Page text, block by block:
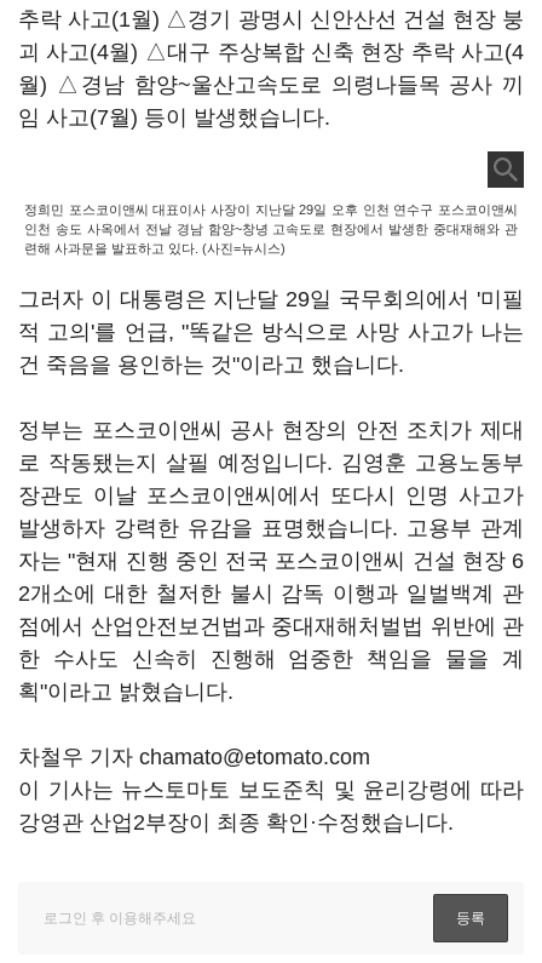
추락 사고(1월) △경기 광명시 신안산선 건설 현장 붕
괴 사고(4월) △대구 주상복합 신축 현장 추락 사고(4
월) △경남 함양~울산고속도로 의령나들목 공사 끼
임 사고(7월) 등이 발생했습니다.
정희민 포스코이앤씨 대표이사 사장이 지난달 29일 오후 인천 연수구 포스코이앤씨
인천 송도 사옥에서 전날 경남 함양~창녕 고속도로 현장에서 발생한 중대재해와 관
련해 사과문을 발표하고 있다. (사진=뉴시스)
그러자 이 대통령은 지난달 29일 국무회의에서 '미필
적 고의'를 언급, "똑같은 방식으로 사망 사고가 나는
건 죽음을 용인하는 것"이라고 했습니다.
정부는 포스코이앤씨 공사 현장의 안전 조치가 제대
로 작동됐는지 살필 예정입니다. 김영훈 고용노동부
장관도 이날 포스코이앤씨에서 또다시 인명 사고가
발생하자 강력한 유감을 표명했습니다. 고용부 관계
자는 "현재 진행 중인 전국 포스코이앤씨 건설 현장 6
2개소에 대한 철저한 불시 감독 이행과 일벌백계 관
점에서 산업안전보건법과 중대재해처벌법 위반에 관
한 수사도 신속히 진행해 엄중한 책임을 물을 계
획"이라고 밝혔습니다.
차철우 기자 chamato@etomato.com
이 기사는 뉴스토마토 보도준칙 및 윤리강령에 따라
강영관 산업2부장이 최종 확인·수정했습니다.